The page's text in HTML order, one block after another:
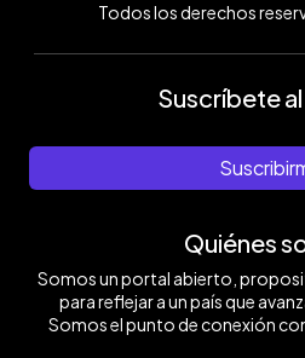
Todos los derechos
Suscríbete
Quiénes
Somos un portal abierto,
para reflejar a un país que
Somos el punto de conexión